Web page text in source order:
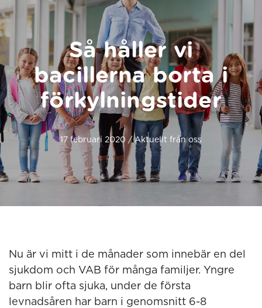
Så håller vi
bacillerna borta i
förkylningstider
17 februari 2020 / Aktuellt från oss
Nu är vi mitt i de månader som innebär en del
sjukdom och VAB för många familjer. Yngre
barn blir ofta sjuka, under de första
levnadsåren har barn i genomsnitt 6-8